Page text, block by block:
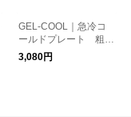
GEL-COOL｜急冷コ
ールドプレート 粗熱
取り/冷却/お弁当
3,080円